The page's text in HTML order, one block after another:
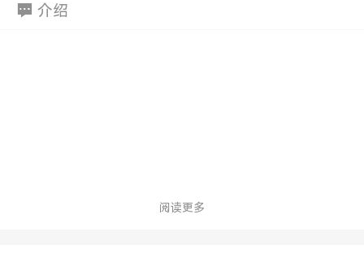
介绍
阅读更多